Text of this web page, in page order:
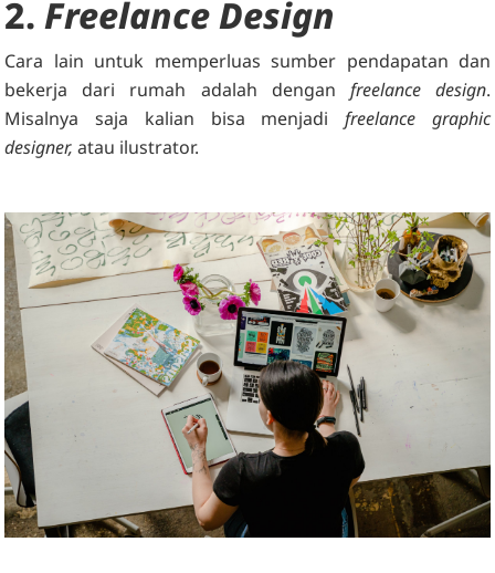
2. Freelance Design
Cara lain untuk memperluas sumber pendapatan dan
bekerja dari rumah adalah dengan freelance design.
Misalnya saja kalian bisa menjadifreelance graphic
designer, atau ilustrator.